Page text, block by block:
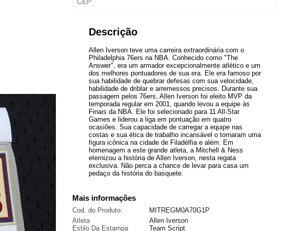
Descrição
Allen Iverson teve uma carreira extraordinária com o
Philadelphia 76ers na NBA. Conhecido como "The
Answer", era um armador excepcionalmente atlético e um
dos melhores pontuadores de sua era. Ele era famoso por
sua habilidade de quebrar defesas com sua velocidade,
habilidade de driblar e arremessos precisos. Durante sua
passagem pelos 76ers, Allen Iverson foi eleito MVP da
temporada regular em 2001, quando levou a equipe às
Finais da NBA. Ele foi selecionado para 11 All-Star
Games e liderou a liga em pontuação em quatro
ocasiões. Sua capacidade de carregar a equipe nas
costas e sua ética de trabalho incansável o tornaram uma
figura icônica na cidade de Filadélfia e além. Em
homenagem a este grande atleta, a Mitchell & Ness
eternizou a história de Allen Iverson, nesta regata
exclusiva. Não perca a chance de levar para casa um
pedaço da história do basquete.
Mais informações
Cod. do Produto:
MITREGM0A70G1P
Atleta
Allen Iverson
Estilo Da Estampa
Team Script